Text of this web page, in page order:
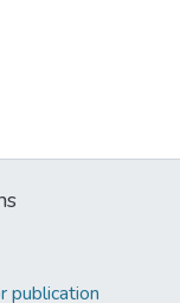
publication